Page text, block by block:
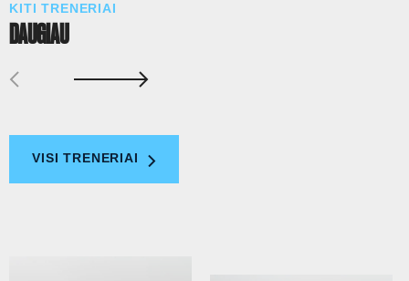
KITI TRENERIAI
DAUGIAU
VISI TRENERIAI